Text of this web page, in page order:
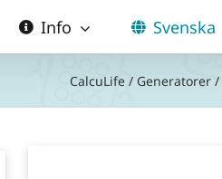
Info Svenska
CalcuLife / Generatorer /